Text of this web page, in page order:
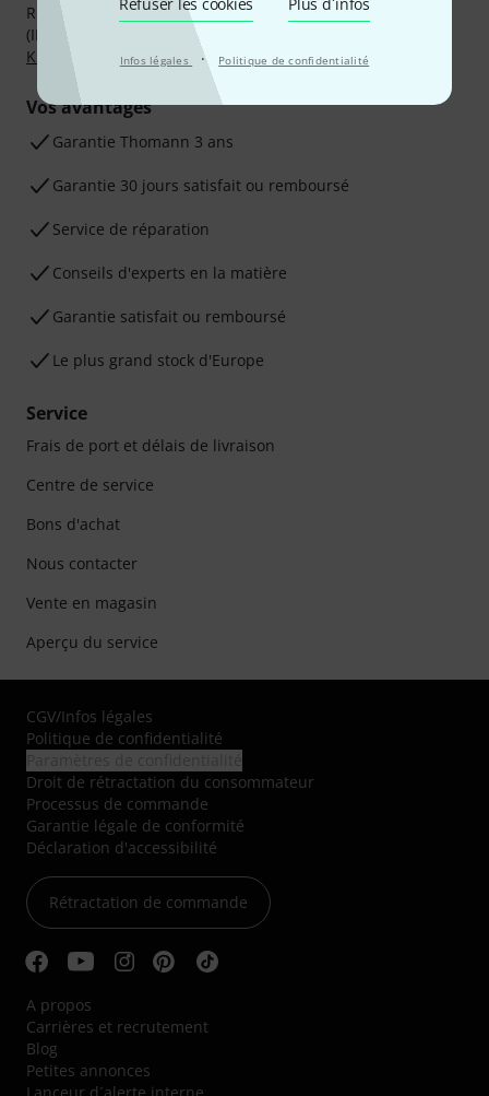
Infos légales · Politique de confidentialité
Réglez de manière sûre et sécurisée par Virement
(IBAN/BIC), PayPal, Amazon Pay,
Klarna Payer en 3 fois
ou Carte de crédit.
Vos avantages
Ga­ran­tie Thomann 3 ans
Garantie 30 jours satisfait ou remboursé
Service de réparation
Conseils d'experts en la matière
Garantie satisfait ou remboursé
Le plus grand stock d'Europe
Service
Frais de port et délais de livraison
Centre de service
Bons d'achat
Nous contacter
Vente en magasin
Aperçu du service
CGV/Infos légales
Politique de confidentialité
Droit de rétractation du consommateur
Processus de commande
Garantie légale de conformité
Déclaration d'accessibilité
Rétractation de commande
A propos
Carrières et recrutement
Blog
Petites annonces